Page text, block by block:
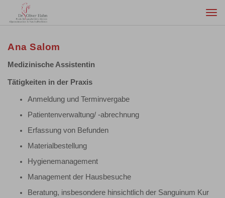
Ana Salom
Medizinische Assistentin
Tätigkeiten in der Praxis
Anmeldung und Terminvergabe
Patientenverwaltung/ -abrechnung
Erfassung von Befunden
Materialbestellung
Hygienemanagement
Management der Hausbesuche
Beratung, insbesondere hinsichtlich der Sanguinum Kur